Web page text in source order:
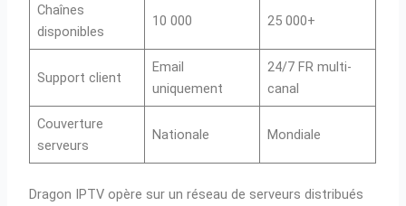
Chaînes
disponibles
10 000 25 000+
Support client
Email
uniquement
24/7 FR multi-
canal
Couverture
serveurs
Nationale Mondiale
Dragon IPTV opère sur un réseau de serveurs distribués